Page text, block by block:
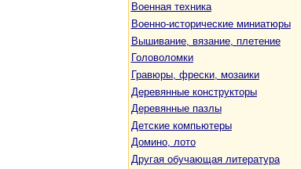
Военная техника
Военно-исторические миниатюры
Вышивание, вязание, плетение
Головоломки
Гравюры, фрески, мозаики
Деревянные конструкторы
Деревянные пазлы
Детские компьютеры
Домино, лото
Другая обучающая литература